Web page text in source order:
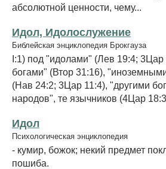
абсолютной ценности, чему...
Идол, Идолослужение
Библейская энциклопедия Брокгауза
I:1) под "идолами" (Лев 19:4;
богами" (Втор 31:16),
(Нав 24:2; 3Цар 11:4), "другими
народов", те язычников (4Цар
Идол
Психологическая энциклопедия
- кумир, божок; некий предмет
пошиба.